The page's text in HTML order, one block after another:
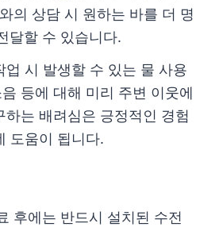
의 상담 시 원하는 바를 더 명
달할 수 있습니다.
업 시 발생할 수 있는 물 사용
등에 대해 미리 주변 이웃에
하는 배려심은 긍정적인 경험
도움이 됩니다.
후에는 반드시 설치된 수전